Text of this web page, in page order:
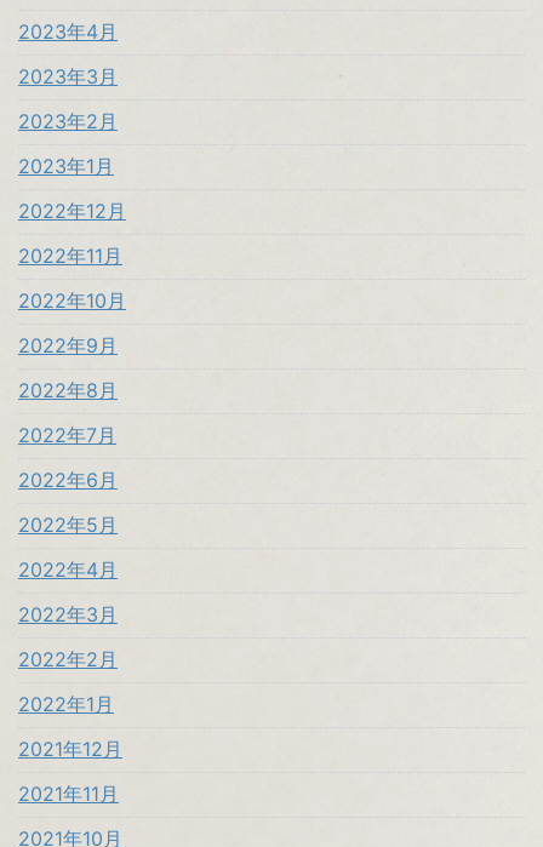
2023年4月
2023年3月
2023年2月
2023年1月
2022年12月
2022年11月
2022年10月
2022年9月
2022年8月
2022年7月
2022年6月
2022年5月
2022年4月
2022年3月
2022年2月
2022年1月
2021年12月
2021年11月
2021年10月